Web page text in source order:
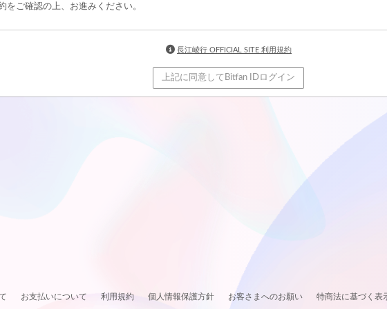
をご確認の上、お進みください。
長江崚行 OFFICIAL SITE 利用規約
上記に同意してBitfan IDログイン
お支払いについて 利用規約 個人情報保護方針 お客さまへのお願い 特商法に基づく表